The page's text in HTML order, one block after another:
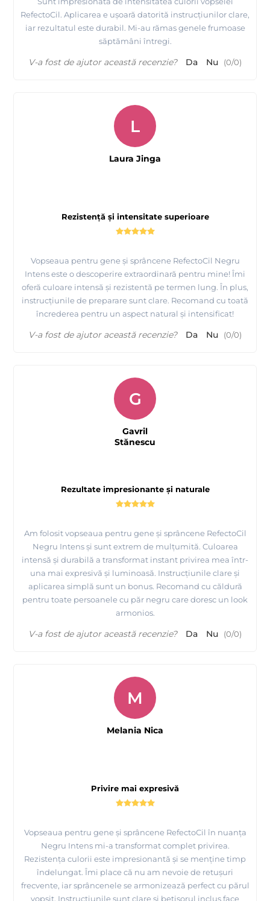
RefectoCil. Aplicarea e ușoară datorită instrucțiunilor clare,
iar rezultatul este durabil. Mi-au rămas genele frumoase
săptămâni întregi.
V-a fost de ajutor această recenzie? Da Nu (0/0)
Rezistență și intensitate superioare
Vopseaua pentru gene și sprâncene RefectoCil Negru
Intens este o descoperire extraordinară pentru mine! Îmi
oferă culoare intensă și rezistentă pe termen lung. În plus,
instrucțiunile de preparare sunt clare. Recomand cu toată
încrederea pentru un aspect natural și intensificat!
L
Laura Jinga
V-a fost de ajutor această recenzie? Da Nu (0/0)
Rezultate impresionante și naturale
Am folosit vopseaua pentru gene și sprâncene RefectoCil
Negru Intens și sunt extrem de mulțumită. Culoarea
intensă și durabilă a transformat instant privirea mea într-
una mai expresivă și luminoasă. Instrucțiunile clare și
aplicarea simplă sunt un bonus. Recomand cu căldură
pentru toate persoanele cu păr negru care doresc un look
armonios.
G
Gavril
Stănescu
V-a fost de ajutor această recenzie? Da Nu (0/0)
Privire mai expresivă
Vopseaua pentru gene și sprâncene RefectoCil în nuanța
Negru Intens mi-a transformat complet privirea.
Rezistența culorii este impresionantă și se menține timp
îndelungat. Îmi place că nu am nevoie de retușuri
frecvente, iar sprâncenele se armonizează perfect cu părul
vopsit. Instrucțiunile sunt clare și betișorul inclus face
M
Melania Nica